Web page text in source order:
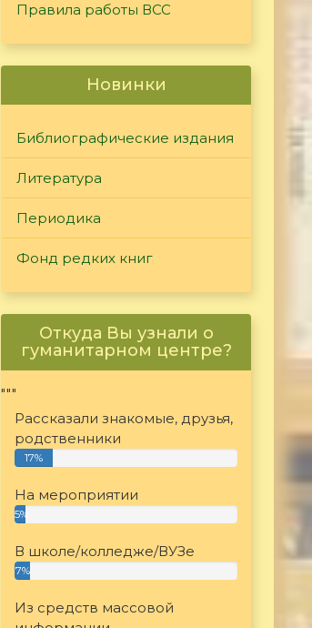
Правила работы ВСС
Новинки
Библиографические издания
Литература
Периодика
Фонд редких книг
Откуда Вы узнали о
гуманитарном центре?
"""
Рассказали знакомые, друзья,
родственники
17%
На мероприятии
5%
В школе/колледже/ВУЗе
7%
Из средств массовой